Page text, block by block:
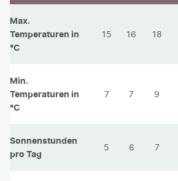
Max.
Temperaturen in
°C
15 16 18
Min.
Temperaturen in
°C
7 7 9
Sonnenstunden
pro Tag
5 6 7